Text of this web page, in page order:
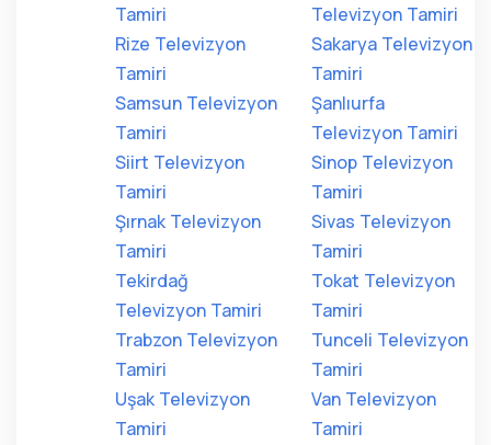
Tamiri
Televizyon Tamiri
Rize Televizyon
Tamiri
Sakarya Televizyon
Tamiri
Samsun Televizyon
Tamiri
Şanlıurfa
Televizyon Tamiri
Siirt Televizyon
Tamiri
Sinop Televizyon
Tamiri
Şırnak Televizyon
Tamiri
Sivas Televizyon
Tamiri
Tekirdağ
Televizyon Tamiri
Tokat Televizyon
Tamiri
Trabzon Televizyon
Tamiri
Tunceli Televizyon
Tamiri
Uşak Televizyon
Tamiri
Van Televizyon
Tamiri